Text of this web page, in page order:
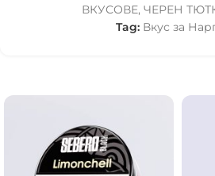
ВКУСОВЕ, ЧЕРЕН
Tag: Вкус за